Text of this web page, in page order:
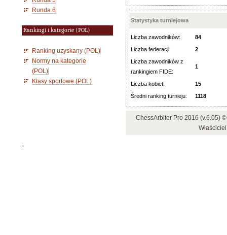
Runda 6
Rankingi i kategorie (POL)
Ranking uzyskany (POL)
Normy na kategorie
(POL)
Klasy sportowe (POL)
Statystyka turniejowa
Liczba zawodników:
84
Liczba federacji:
2
Liczba zawodników z
rankingiem FIDE:
1
Liczba kobiet:
15
Średni ranking turnieju:
1118
ChessArbiter Pro 2016 (v.6.05)
'